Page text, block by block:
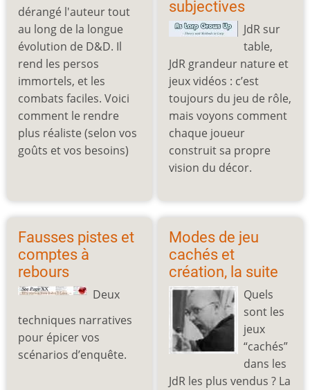
dérangé l'auteur tout
au long de la longue
évolution de D&D. Il
rend les persos
immortels, et les
combats faciles. Voici
comment le rendre
plus réaliste (selon vos
goûts et vos besoins)
subjectives
JdR sur
table,
JdR grandeur nature et
jeux vidéos : c’est
toujours du jeu de rôle,
mais voyons comment
chaque joueur
construit sa propre
vision du décor.
Fausses pistes et
comptes à
rebours
Deux
techniques narratives
pour épicer vos
scénarios d’enquête.
Modes de jeu
cachés et
création, la suite
Quels
sont les
jeux
“cachés”
dans les
JdR les plus vendus ? La